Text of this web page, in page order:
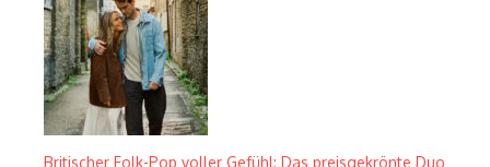
Britischer Folk-Pop voller Gefühl: Das preisgekrönte Duo